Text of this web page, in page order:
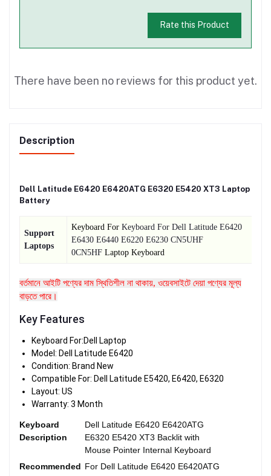
Rate this Product
There have been no reviews for this product yet.
Description
Dell Latitude E6420 E6420ATG E6320 E5420 XT3 Laptop
Battery
Support
Laptops
Keyboard For Keyboard For Dell Latitude E6420
E6430 E6440 E6220 E6230 CN5UHF
0CN5HF Laptop Keyboard
বর্তমানে আইটি পণ্যের দাম স্থিতিশীল না থাকায়, ওয়েবসাইটে দেয়া পণ্যের মূল্য
বাড়তে পারে।
Key Features
Keyboard For:Dell Laptop
Model: Dell Latitude E6420
Condition: Brand New
Compatible For: Dell Latitude E5420, E6420, E6320
Layout: US
Warranty: 3 Month
Keyboard
Description
Dell Latitude E6420 E6420ATG
E6320 E5420 XT3 Backlit with
Mouse Pointer Internal Keyboard
Recommended For Dell Latitude E6420 E6420ATG